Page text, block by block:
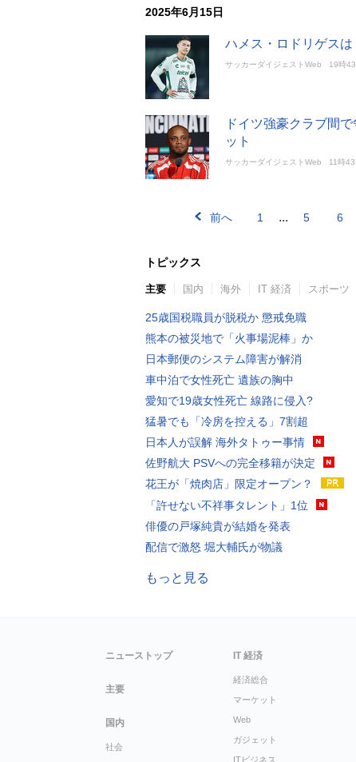
2025年6月15日
ハメス・ロドリゲス
サッカーダイジェストWeb 19時
ドイツ強豪クラブ間
ット
サッカーダイジェストWeb 11時43
前へ 1 ... 5 6
トピックス
主要 国内 海外 IT 経済 スポーツ
25歳国税職員が脱税か 懲戒免職
熊本の被災地で「火事場泥棒」か
日本郵便のシステム障害が解消
車中泊で女性死亡 遺族の胸中
愛知で19歳女性死亡 線路に侵入?
猛暑でも「冷房を控える」7割超
日本人が誤解 海外タトゥー事情
佐野航大 PSVへの完全移籍が決定
花王が「焼肉店」限定オープン？
「許せない不祥事タレント」1位
俳優の戸塚純貴が結婚を発表
配信で激怒 堀大輔氏が物議
もっと見る
ニューストップ
主要
国内
社会
IT 経済
経済総合
マーケット
Web
ガジェット
ITビジネス